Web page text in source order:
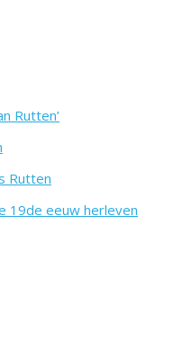
Rutten’
Rutten
19de eeuw herleven